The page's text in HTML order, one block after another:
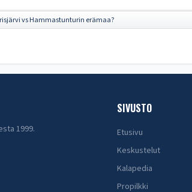
vs Hammastunturin erämaa?
1999.
SIVUSTO
Etusivu
Keskustelut
Kalapedia
Propilkki